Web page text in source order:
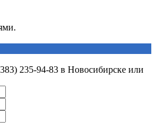
235-94-83 в Новосибирске или